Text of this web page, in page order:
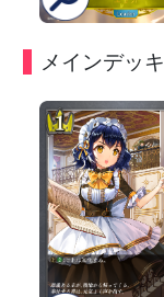
メインデッキ